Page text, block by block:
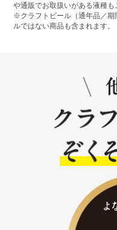
や通販でお取扱いがある液種も
※クラフトビール（通年品／期
ルではない商品も含まれます。